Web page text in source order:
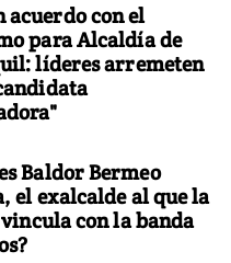
acuerdo con el
para Alcaldía de
líderes arremeten
Baldor Bermeo
el exalcalde al que la
con la banda